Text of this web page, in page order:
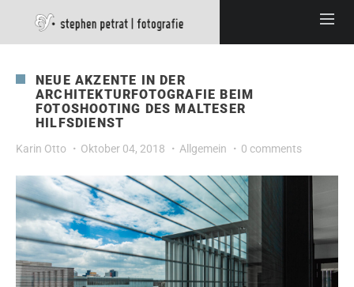
NEUE AKZENTE IN DER
ARCHITEKTURFOTOGRAFIE BEIM
FOTOSHOOTING DES MALTESER
HILFSDIENST
Karin Otto Oktober 04, 2018 Allgemein 0 comments